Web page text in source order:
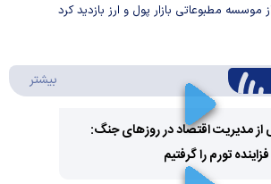
مطبوعاتی بازار پول و ارز بازدید کرد
بیشتر
Play
مدیریت اقتصاد در روزهای جنگ:
تورم را گرفتیم